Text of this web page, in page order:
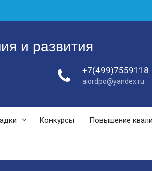
и развития
+7(499)7559118
aiordpo@yandex.ru
Конкурсы Повышение